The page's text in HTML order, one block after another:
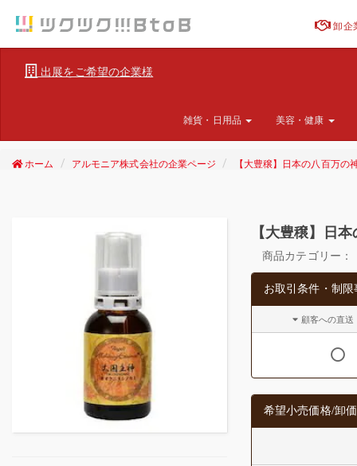
卸企
出展をご希望の企業様
雑貨・日用品 美容・健康
ホーム アルモニア株式会社の企業ページ 【大豊穣】日本の八百万
【大豊穣】日
商品カテゴリー：
お取引条件・制限
顧客への直送
希望小売価格/卸